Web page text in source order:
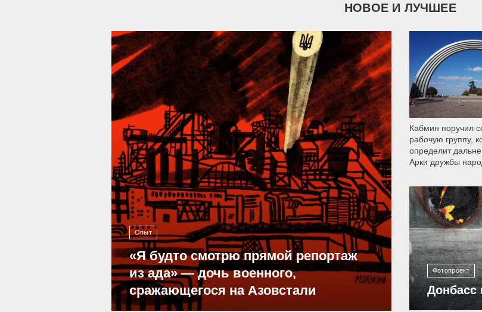
НОВОЕ И ЛУЧШЕЕ
Опыт
«Я будто смотрю прямой репортаж
из ада» — дочь военного,
сражающегося на Азовстали
39 287
Кабмин поручил
рабочую группу,
определит
Арки дружбы
9 786
Фотопроект
Донбасс
12 298